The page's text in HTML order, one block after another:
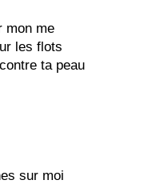
mon me
les flots
ta peau
sur moi